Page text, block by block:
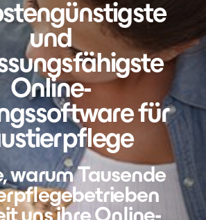
und
Online-
für
warum Tausende
uns ihre Online-